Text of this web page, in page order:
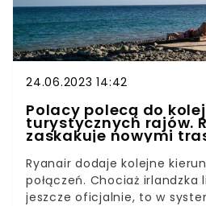
24.06.2023 14:42
Polacy polecą do
turystycznych rajów.
zaskakuje nowymi
Ryanair dodaje kolejne
połączeń. Chociaż irlandzka
jeszcze oficjalnie, to w